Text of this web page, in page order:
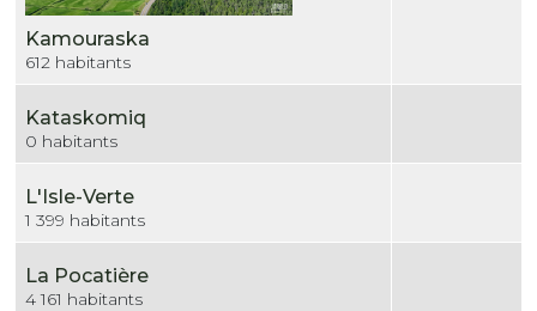
Kamouraska
612 habitants
Kataskomiq
0 habitants
L'Isle-Verte
1 399 habitants
La Pocatière
4 161 habitants